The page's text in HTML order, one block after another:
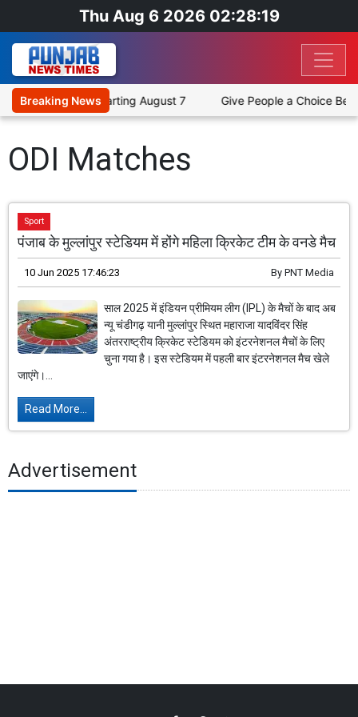
Thu Aug 6 2026 02:28:19
Breaking News
12 Cities Starting August 7 Give People a Choice
ODI Matches
Sport
पंजाब के मुल्लांपुर स्टेडियम में होंगे महिला क्रिकेट टीम के वनडे मैच
10 Jun 2025 17:46:23 By PNT Media
साल 2025 में इंडियन प्रीमियम लीग (IPL) के मैचों के बाद अब
न्यू चंडीगढ़ यानी मुल्लांपुर स्थित महाराजा यादविंदर सिंह
अंतरराष्ट्रीय क्रिकेट स्टेडियम को इंटरनेशनल मैचों के लिए
चुना गया है। इस स्टेडियम में पहली बार इंटरनेशनल मैच खेले
जाएंगे।...
Read More...
Advertisement